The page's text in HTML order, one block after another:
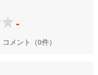
-
コメント（0件）